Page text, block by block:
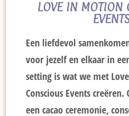
LOVE IN MOTION
Een liefdevol
voor jezelf en elkaar in
setting is wat we met
Conscious Events
een cacao ceremonie,